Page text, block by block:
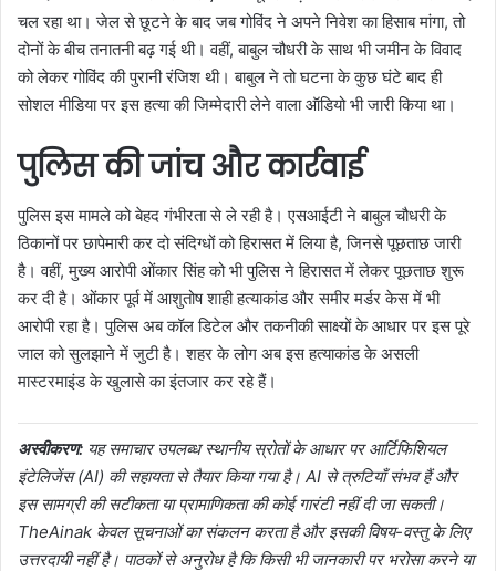
चल रहा था। जेल से छूटने के बाद जब गोविंद ने अपने निवेश का हिसाब मांगा, तो
दोनों के बीच तनातनी बढ़ गई थी। वहीं, बाबुल चौधरी के साथ भी जमीन के विवाद
को लेकर गोविंद की पुरानी रंजिश थी। बाबुल ने तो घटना के कुछ घंटे बाद ही
सोशल मीडिया पर इस हत्या की जिम्मेदारी लेने वाला ऑडियो भी जारी किया था।
पुलिस की जांच और कार्रवाई
पुलिस इस मामले को बेहद गंभीरता से ले रही है। एसआईटी ने बाबुल चौधरी के
ठिकानों पर छापेमारी कर दो संदिग्धों को हिरासत में लिया है, जिनसे पूछताछ जारी
है। वहीं, मुख्य आरोपी ओंकार सिंह को भी पुलिस ने हिरासत में लेकर पूछताछ शुरू
कर दी है। ओंकार पूर्व में आशुतोष शाही हत्याकांड और समीर मर्डर केस में भी
आरोपी रहा है। पुलिस अब कॉल डिटेल और तकनीकी साक्ष्यों के आधार पर इस पूरे
जाल को सुलझाने में जुटी है। शहर के लोग अब इस हत्याकांड के असली
मास्टरमाइंड के खुलासे का इंतजार कर रहे हैं।
अस्वीकरण: यह समाचार उपलब्ध स्थानीय स्रोतों के आधार पर आर्टिफिशियल
इंटेलिजेंस (AI) की सहायता से तैयार किया गया है। AI से त्रुटियाँ संभव हैं और
इस सामग्री की सटीकता या प्रामाणिकता की कोई गारंटी नहीं दी जा सकती।
TheAinak केवल सूचनाओं का संकलन करता है और इसकी विषय-वस्तु के लिए
उत्तरदायी नहीं है। पाठकों से अनुरोध है कि किसी भी जानकारी पर भरोसा करने या